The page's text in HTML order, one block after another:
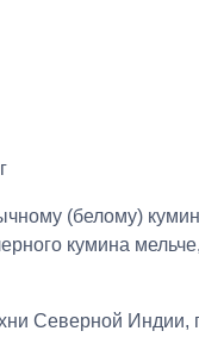
(белому)
кумина
Северной